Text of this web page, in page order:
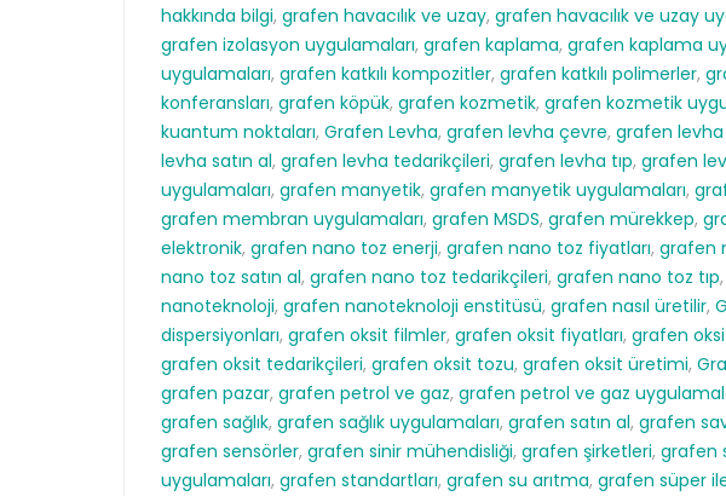
hakkında bilgi, grafen havacılık ve uzay, grafen havacılık ve uzay
grafen izolasyon uygulamaları, grafen kaplama, grafen kaplama
uygulamaları, grafen katkılı kompozitler, grafen katkılı polimerler,
konferansları, grafen köpük, grafen kozmetik, grafen kozmetik
kuantum noktaları, Grafen Levha, grafen levha çevre, grafen
levha satın al, grafen levha tedarikçileri, grafen levha tıp, grafen
uygulamaları, grafen manyetik, grafen manyetik uygulamaları,
grafen membran uygulamaları, grafen MSDS, grafen mürekkep,
elektronik, grafen nano toz enerji, grafen nano toz fiyatları, grafen
nano toz satın al, grafen nano toz tedarikçileri, grafen nano toz tıp,
nanoteknoloji, grafen nanoteknoloji enstitüsü, grafen nasıl üretilir,
dispersiyonları, grafen oksit filmler, grafen oksit fiyatları, grafen
grafen oksit tedarikçileri, grafen oksit tozu, grafen oksit üretimi,
grafen pazar, grafen petrol ve gaz, grafen petrol ve gaz
grafen sağlık, grafen sağlık uygulamaları, grafen satın al, grafen
grafen sensörler, grafen sinir mühendisliği, grafen şirketleri, grafen
uygulamaları, grafen standartları, grafen su arıtma, grafen süper